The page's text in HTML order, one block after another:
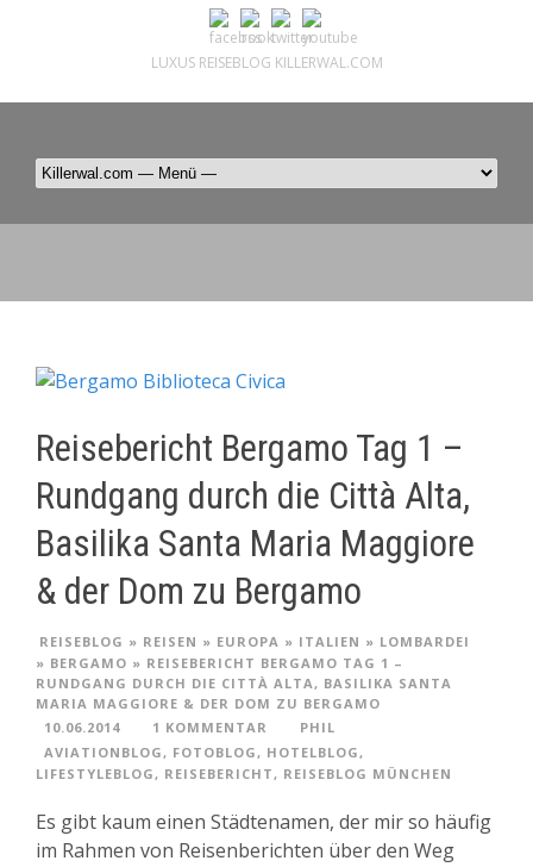
LUXUS REISEBLOG KILLERWAL.COM
Reisebericht Bergamo Tag 1 –
Rundgang durch die Città Alta,
Basilika Santa Maria Maggiore
& der Dom zu Bergamo
REISEBLOG » REISEN » EUROPA » ITALIEN » LOMBARDEI
» BERGAMO » REISEBERICHT BERGAMO TAG 1 –
RUNDGANG DURCH DIE CITTÀ ALTA, BASILIKA SANTA
MARIA MAGGIORE & DER DOM ZU BERGAMO
10.06.2014
1 KOMMENTAR
PHIL
AVIATIONBLOG, FOTOBLOG, HOTELBLOG,
LIFESTYLEBLOG, REISEBERICHT, REISEBLOG MÜNCHEN
Es gibt kaum einen Städtenamen, der mir so häufig
im Rahmen von Reisenberichten über den Weg